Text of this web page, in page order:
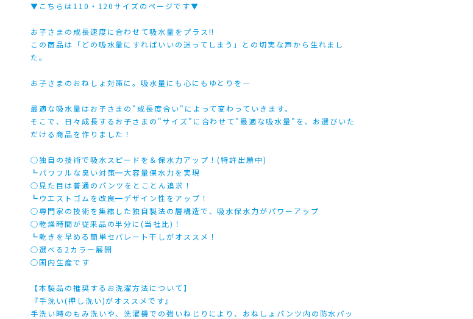
▼こちらは110・120サイズのページです▼
お子さまの成長速度に合わせて吸水量をプラス!!
この商品は「どの吸水量にすればいいの迷ってしまう」との切実な声から生れまし
た。
お子さまのおねしょ対策に。吸水量にも心にもゆとりを―
最適な吸水量はお子さまの"成長度合い"によって変わっていきます。
そこで、日々成長するお子さまの"サイズ"に合わせて"最適な吸水量"を、お選びいた
だける商品を作りました！
○独自の技術で吸水スピードを＆保水力アップ！(特許出願中)
┗パワフルな臭い対策━大容量保水力を実現
○見た目は普通のパンツをとことん追求！
┗ウエストゴムを改良━デザイン性をアップ！
○専門家の技術を集結した独自製法の層構造で、吸水保水力がパワーアップ
○乾燥時間が従来品の半分に(当社比)！
┗乾きを早める簡単セパレート干しがオススメ！
○選べる2カラー展開
○国内生産です
【本製品の推奨するお洗濯方法について】
『手洗い(押し洗い)がオススメです』
手洗い時のもみ洗いや、洗濯機での強いねじりにより、おねしょパンツ内の防水パッ